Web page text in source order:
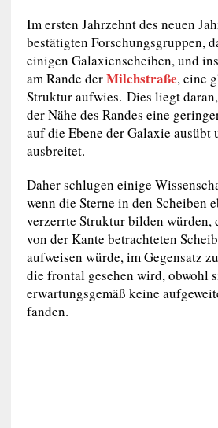
Im ersten Jahrzehnt des neuen
bestätigten Forschungsgruppen,
einigen Galaxienscheiben, und
am Rande derMilchstraße, eine
Struktur aufwies. Dies liegt daran,
der Nähe des Randes eine
auf die Ebene der Galaxie ausübt
ausbreitet.
Daher schlugen einige
wenn die Sterne in den Scheiben
verzerrte Struktur bilden
von der Kante betrachteten
aufweisen würde, im Gegensatz
die frontal gesehen wird, obwohl
erwartungsgemäß keine
fanden.